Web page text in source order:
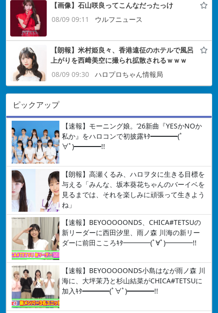
【画像】石山咲良ってこんなだったっけ
08/09 09:11
ウルフニュース
【朗報】米村姫良々、香港遠征のホテルで風呂
上がりを西﨑美空に撮られ拡散されるｗｗｗ
08/09 09:30
ハロプロちゃん情報局
ピックアップ
【速報】モーニング娘。’26新曲『YESかNOか
私か』をハロコンで初披露ｷﾀ━━━━(ﾟ
∀ﾟ)━━━━!!
【朗報】高瀬くるみ、ハロヲタに生きる目標を
与える「みんな、坂本葵花ちゃんのバーイベを
見るまでは、それを楽しみに頑張って生きよう
ね」
【速報】BEYOOOOONDS、CHICA#TETSUの
新リーダーに西田汐里、雨ノ森 川海の新リー
ダーに前田こころｷﾀ━━━━(ﾟ∀ﾟ)━━━━!!
【速報】BEYOOOOONDS小島はなが雨ノ森 川
海に、大坪茉乃と杉山結菜がCHICA#TETSUに
加入ｷﾀ━━━━(ﾟ∀ﾟ)━━━━!!